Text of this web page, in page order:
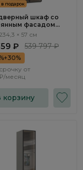
в подарок
шкаф со
фасадом
Bruno BC1321.1.F
× 57 см
₽ 539 797 ₽
от
месяц
корзину